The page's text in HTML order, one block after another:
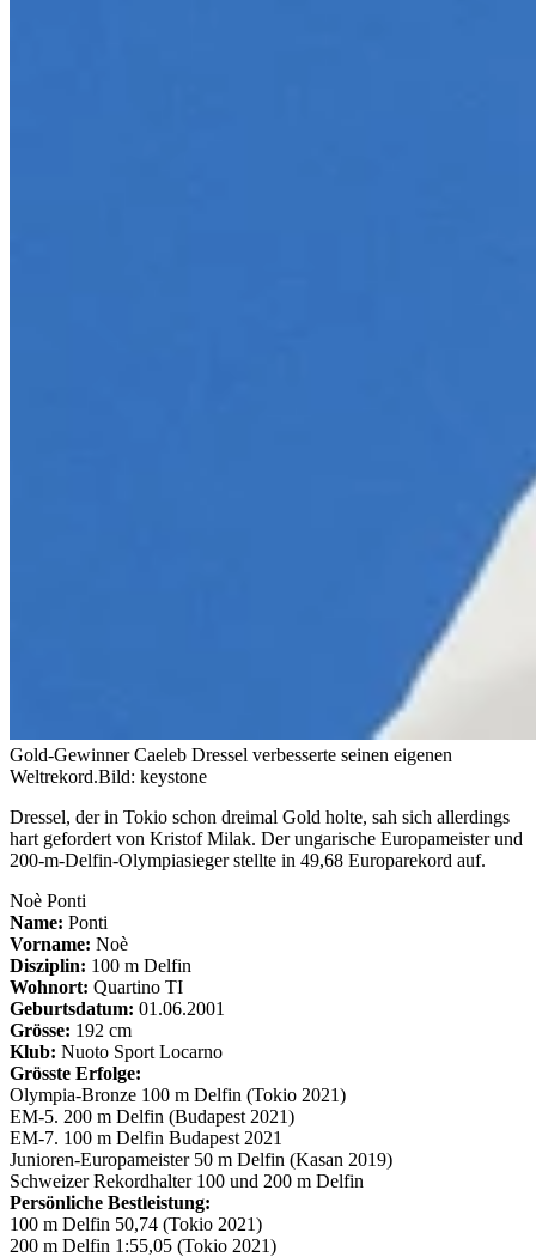
Gold-Gewinner Caeleb Dressel verbesserte seinen eigenen
Weltrekord.Bild: keystone
Dressel, der in Tokio schon dreimal Gold holte, sah sich allerdings
hart gefordert von Kristof Milak. Der ungarische Europameister und
200-m-Delfin-Olympiasieger stellte in 49,68 Europarekord auf.
Noè Ponti
Name: Ponti
Vorname: Noè
Disziplin: 100 m Delfin
Wohnort: Quartino TI
Geburtsdatum: 01.06.2001
Grösse: 192 cm
Klub: Nuoto Sport Locarno
Grösste Erfolge:
Olympia-Bronze 100 m Delfin (Tokio 2021)
EM-5. 200 m Delfin (Budapest 2021)
EM-7. 100 m Delfin Budapest 2021
Junioren-Europameister 50 m Delfin (Kasan 2019)
Schweizer Rekordhalter 100 und 200 m Delfin
Persönliche Bestleistung:
100 m Delfin 50,74 (Tokio 2021)
200 m Delfin 1:55,05 (Tokio 2021)